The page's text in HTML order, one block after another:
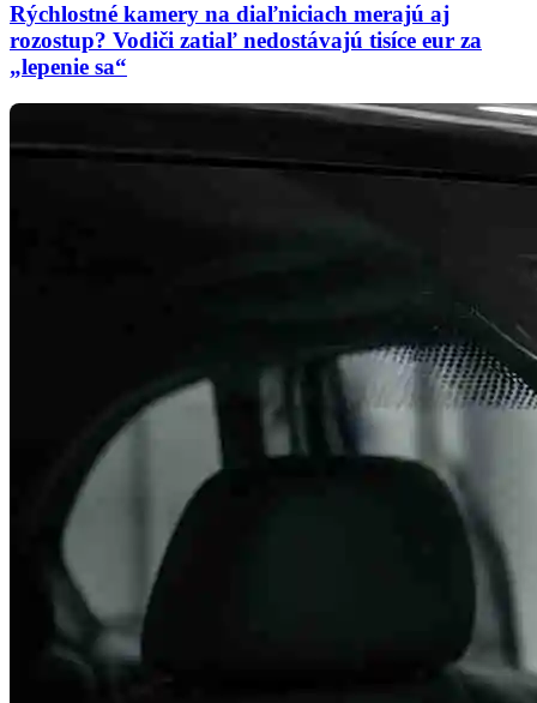
Rýchlostné kamery na diaľniciach merajú aj
rozostup? Vodiči zatiaľ nedostávajú tisíce eur za
„lepenie sa“